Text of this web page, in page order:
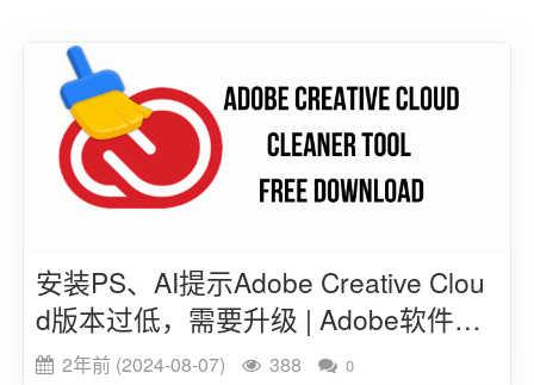
安装PS、AI提示Adobe Creative Clou
d版本过低，需要升级 | Adobe软件卸
载 2年前 (2024-08-07) 388 0